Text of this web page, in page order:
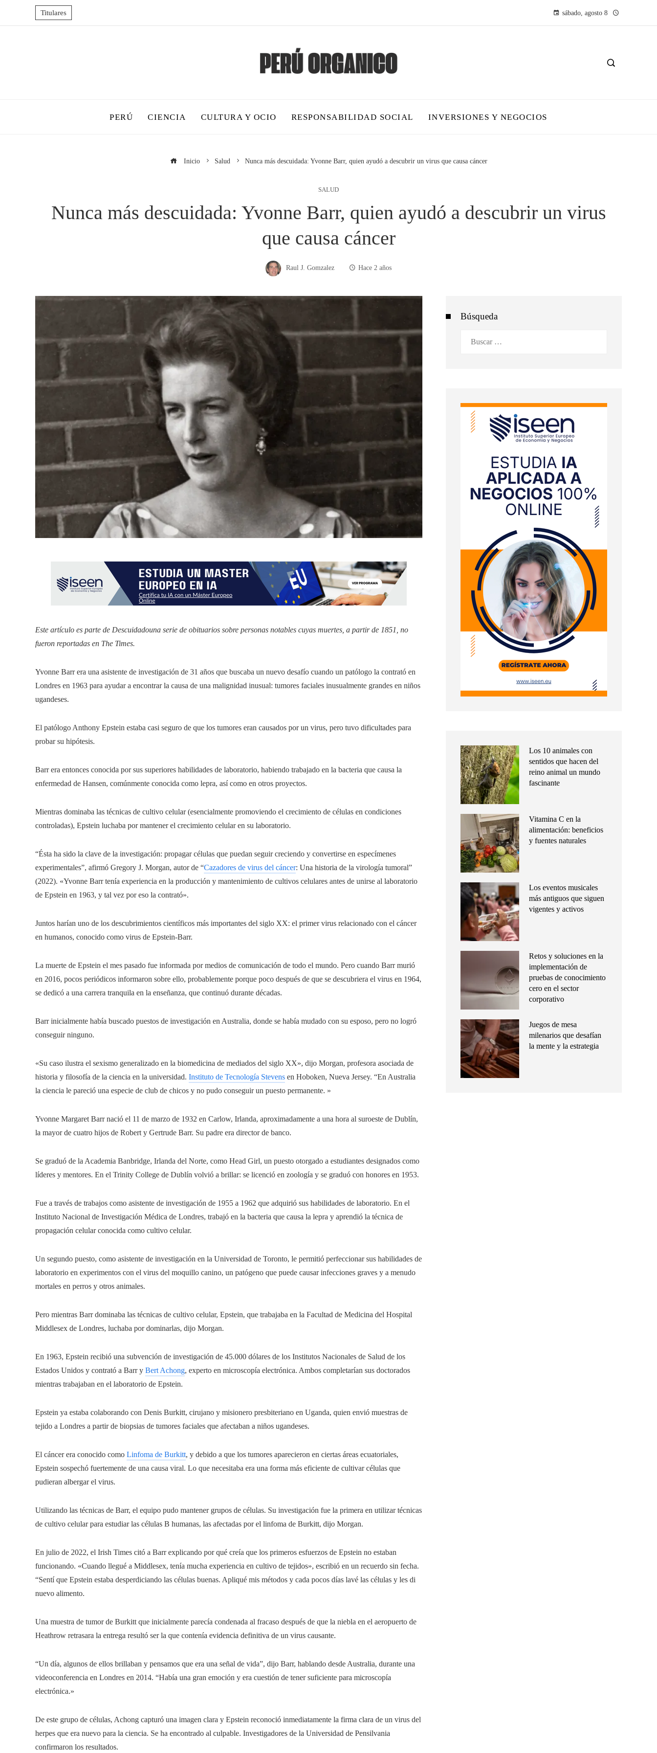
Titulares sábado, agosto 8
PERÚ CIENCIA CULTURA Y OCIO RESPONSABILIDAD SOCIAL INVERSIONES Y NEGOCIOS
Inicio Salud Nunca más descuidada: Yvonne Barr, quien ayudó a descubrir un virus que causa cáncer
SALUD
Nunca más descuidada: Yvonne Barr, quien ayudó a descubrir un virus
que causa cáncer
Raul J. Gomzalez Hace 2 años
Este artículo es parte de Descuidadouna serie de obituarios sobre personas notables cuyas muertes, a partir de 1851, no
fueron reportadas en The Times.
Yvonne Barr era una asistente de investigación de 31 años que buscaba un nuevo desafío cuando un patólogo la contrató en
Londres en 1963 para ayudar a encontrar la causa de una malignidad inusual: tumores faciales inusualmente grandes en niños
ugandeses.
El patólogo Anthony Epstein estaba casi seguro de que los tumores eran causados ​​por un virus, pero tuvo dificultades para
probar su hipótesis.
Barr era entonces conocida por sus superiores habilidades de laboratorio, habiendo trabajado en la bacteria que causa la
enfermedad de Hansen, comúnmente conocida como lepra, así como en otros proyectos.
Mientras dominaba las técnicas de cultivo celular (esencialmente promoviendo el crecimiento de células en condiciones
controladas), Epstein luchaba por mantener el crecimiento celular en su laboratorio.
“Ésta ha sido la clave de la investigación: propagar células que puedan seguir creciendo y convertirse en especímenes
experimentales”, afirmó Gregory J. Morgan, autor de “Cazadores de virus del cáncer: Una historia de la virología tumoral”
(2022). «Yvonne Barr tenía experiencia en la producción y mantenimiento de cultivos celulares antes de unirse al laboratorio
de Epstein en 1963, y tal vez por eso la contrató».
Juntos harían uno de los descubrimientos científicos más importantes del siglo XX: el primer virus relacionado con el cáncer
en humanos, conocido como virus de Epstein-Barr.
La muerte de Epstein el mes pasado fue informada por medios de comunicación de todo el mundo. Pero cuando Barr murió
en 2016, pocos periódicos informaron sobre ello, probablemente porque poco después de que se descubriera el virus en 1964,
se dedicó a una carrera tranquila en la enseñanza, que continuó durante décadas.
Barr inicialmente había buscado puestos de investigación en Australia, donde se había mudado con su esposo, pero no logró
conseguir ninguno.
«Su caso ilustra el sexismo generalizado en la biomedicina de mediados del siglo XX», dijo Morgan, profesora asociada de
historia y filosofía de la ciencia en la universidad. Instituto de Tecnología Stevens en Hoboken, Nueva Jersey. “En Australia
la ciencia le pareció una especie de club de chicos y no pudo conseguir un puesto permanente. »
Yvonne Margaret Barr nació el 11 de marzo de 1932 en Carlow, Irlanda, aproximadamente a una hora al suroeste de Dublín,
la mayor de cuatro hijos de Robert y Gertrude Barr. Su padre era director de banco.
Se graduó de la Academia Banbridge, Irlanda del Norte, como Head Girl, un puesto otorgado a estudiantes designados como
líderes y mentores. En el Trinity College de Dublín volvió a brillar: se licenció en zoología y se graduó con honores en 1953.
Fue a través de trabajos como asistente de investigación de 1955 a 1962 que adquirió sus habilidades de laboratorio. En el
Instituto Nacional de Investigación Médica de Londres, trabajó en la bacteria que causa la lepra y aprendió la técnica de
propagación celular conocida como cultivo celular.
Un segundo puesto, como asistente de investigación en la Universidad de Toronto, le permitió perfeccionar sus habilidades de
laboratorio en experimentos con el virus del moquillo canino, un patógeno que puede causar infecciones graves y a menudo
mortales en perros y otros animales.
Pero mientras Barr dominaba las técnicas de cultivo celular, Epstein, que trabajaba en la Facultad de Medicina del Hospital
Middlesex de Londres, luchaba por dominarlas, dijo Morgan.
En 1963, Epstein recibió una subvención de investigación de 45.000 dólares de los Institutos Nacionales de Salud de los
Estados Unidos y contrató a Barr y Bert Achong, experto en microscopía electrónica. Ambos completarían sus doctorados
mientras trabajaban en el laboratorio de Epstein.
Epstein ya estaba colaborando con Denis Burkitt, cirujano y misionero presbiteriano en Uganda, quien envió muestras de
tejido a Londres a partir de biopsias de tumores faciales que afectaban a niños ugandeses.
El cáncer era conocido como Linfoma de Burkitt, y debido a que los tumores aparecieron en ciertas áreas ecuatoriales,
Epstein sospechó fuertemente de una causa viral. Lo que necesitaba era una forma más eficiente de cultivar células que
pudieran albergar el virus.
Utilizando las técnicas de Barr, el equipo pudo mantener grupos de células. Su investigación fue la primera en utilizar técnicas
de cultivo celular para estudiar las células B humanas, las afectadas por el linfoma de Burkitt, dijo Morgan.
En julio de 2022, el Irish Times citó a Barr explicando por qué creía que los primeros esfuerzos de Epstein no estaban
funcionando. «Cuando llegué a Middlesex, tenía mucha experiencia en cultivo de tejidos», escribió en un recuerdo sin fecha.
“Sentí que Epstein estaba desperdiciando las células buenas. Apliqué mis métodos y cada pocos días lavé las células y les di
nuevo alimento.
Una muestra de tumor de Burkitt que inicialmente parecía condenada al fracaso después de que la niebla en el aeropuerto de
Heathrow retrasara la entrega resultó ser la que contenía evidencia definitiva de un virus causante.
“Un día, algunos de ellos brillaban y pensamos que era una señal de vida”, dijo Barr, hablando desde Australia, durante una
videoconferencia en Londres en 2014. “Había una gran emoción y era cuestión de tener suficiente para microscopía
electrónica.»
De este grupo de células, Achong capturó una imagen clara y Epstein reconoció inmediatamente la firma clara de un virus del
herpes que era nuevo para la ciencia. Se ha encontrado al culpable. Investigadores de la Universidad de Pensilvania
confirmaron los resultados.
Búsqueda
Los 10 animales con
sentidos que hacen del
reino animal un mundo
fascinante
Vitamina C en la
alimentación: beneficios
y fuentes naturales
Los eventos musicales
más antiguos que siguen
vigentes y activos
Retos y soluciones en la
implementación de
pruebas de conocimiento
cero en el sector
corporativo
Juegos de mesa
milenarios que desafían
la mente y la estrategia